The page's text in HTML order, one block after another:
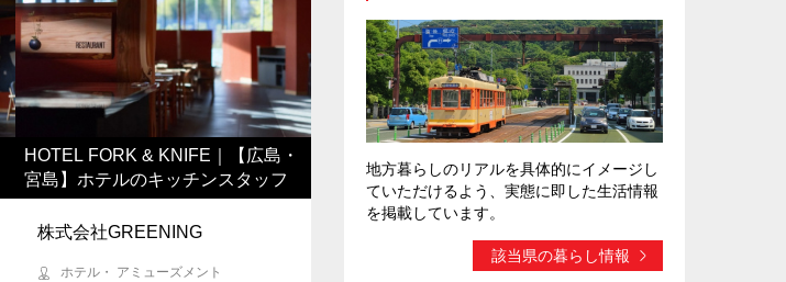
HOTEL FORK & KNIFE｜【広島・
宮島】ホテルのキッチンスタッフ
株式会社GREENING
ホテル・ アミューズメント
地方暮らしのリアルを具体的にイメージし
ていただけるよう、実態に即した生活情報
を掲載しています。
該当県の暮らし情報